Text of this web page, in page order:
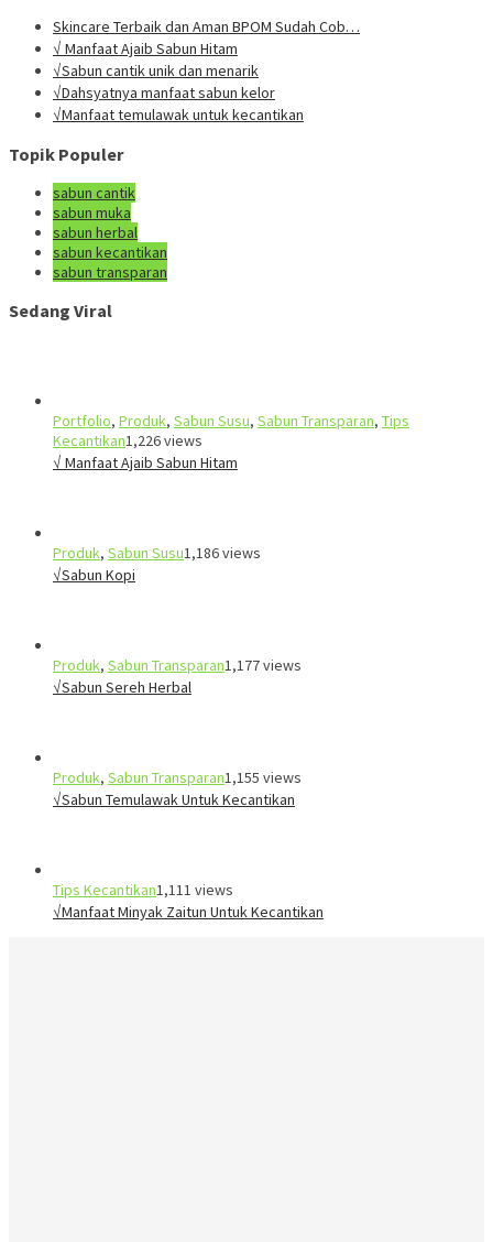
Skincare Terbaik dan Aman BPOM Sudah Cob…
√ Manfaat Ajaib Sabun Hitam
√Sabun cantik unik dan menarik
√Dahsyatnya manfaat sabun kelor
√Manfaat temulawak untuk kecantikan
Topik Populer
sabun cantik
sabun muka
sabun herbal
sabun kecantikan
sabun transparan
Sedang Viral
Portfolio, Produk, Sabun Susu, Sabun Transparan, Tips
Kecantikan1,226 views
√ Manfaat Ajaib Sabun Hitam
Produk, Sabun Susu1,186 views
√Sabun Kopi
Produk, Sabun Transparan1,177 views
√Sabun Sereh Herbal
Produk, Sabun Transparan1,155 views
√Sabun Temulawak Untuk Kecantikan
Tips Kecantikan1,111 views
√Manfaat Minyak Zaitun Untuk Kecantikan